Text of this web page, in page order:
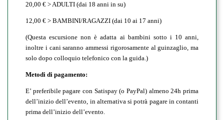
20,00 € > ADULTI (dai 18 anni in su)
12,00 € > BAMBINI/RAGAZZI (dai 10 ai 17 anni)
(Questa escursione non è adatta ai bambini sotto i 10 anni,
inoltre i cani saranno ammessi rigorosamente al guinzaglio, ma
solo dopo colloquio telefonico con la guida.)
Metodi di pagamento:
E’ preferibile pagare con Satispay (o PayPal) almeno 24h prima
dell’inizio dell’evento, in alternativa si potrà pagare in contanti
prima dell’inizio dell’evento.